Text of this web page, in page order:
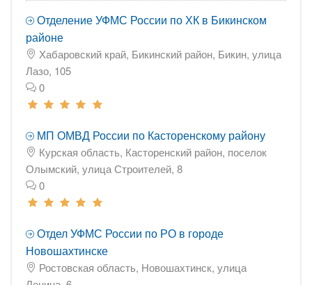
Отделение УФМС России по ХК в Бикинском
районе
Хабаровский край, Бикинский район, Бикин, улица
Лазо, 105
0
МП ОМВД России по Касторенскому району
Курская область, Касторенский район, поселок
Олымский, улица Строителей, 8
0
Отдел УФМС России по РО в городе
Новошахтинске
Ростовская область, Новошахтинск, улица